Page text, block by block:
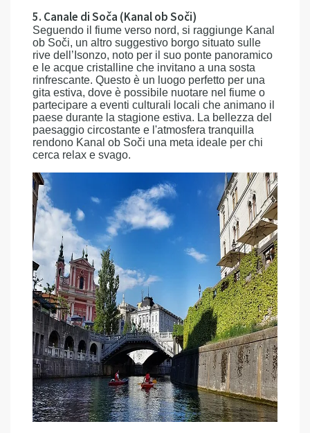
5. Canale di Soča (Kanal ob Soči)
Seguendo il fiume verso nord, si raggiunge Kanal
ob Soči, un altro suggestivo borgo situato sulle
rive dell’Isonzo, noto per il suo ponte panoramico
e le acque cristalline che invitano a una sosta
rinfrescante. Questo è un luogo perfetto per una
gita estiva, dove è possibile nuotare nel fiume o
partecipare a eventi culturali locali che animano il
paese durante la stagione estiva. La bellezza del
paesaggio circostante e l'atmosfera tranquilla
rendono Kanal ob Soči una meta ideale per chi
cerca relax e svago.